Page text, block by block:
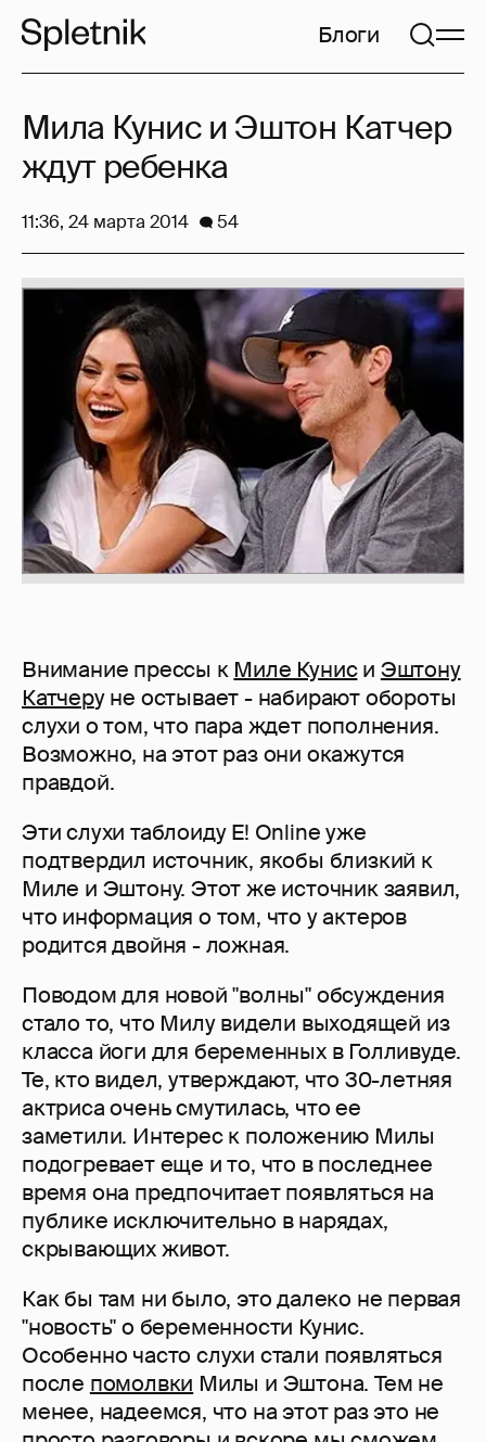
Блоги
Внимание прессы к Миле Куниси Эштону
Катчеру не остывает - набирают обороты
слухи о том, что пара ждет пополнения.
Возможно, на этот раз они окажутся
правдой.
Эти слухи таблоиду E! Online уже
подтвердил источник, якобы близкий к
Миле и Эштону. Этот же источник заявил,
что информация о том, что у актеров
родится двойня - ложная.
Поводом для новой "волны" обсуждения
стало то, что Милу видели выходящей из
класса йоги для беременных в Голливуде.
Те, кто видел, утверждают, что 30-летняя
актриса очень смутилась, что ее
заметили. Интерес к положению Милы
подогревает еще и то, что в последнее
время она предпочитает появляться на
публике исключительно в нарядах,
скрывающих живот.
Как бы там ни было, это далеко не первая
"новость" о беременности Кунис.
Особенно часто слухи стали появляться
после помолвки Милы и Эштона. Тем не
менее, надеемся, что на этот раз это не
Мила Кунис и Эштон Катчер
ждут ребенка
11:36, 24 марта 2014 54